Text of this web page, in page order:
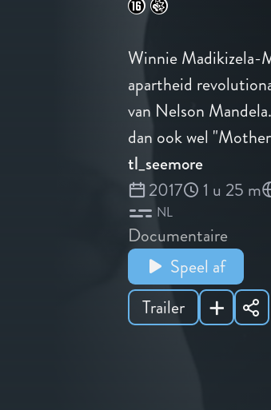
Winnie Madikizela-
apartheid
van Nelson
dan ook wel
tl_seemore
2017
1 u 25 m
NL
Documentaire
Speel af
Trailer